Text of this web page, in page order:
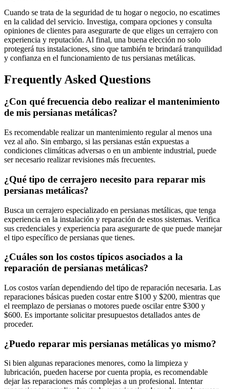
Cuando se trata de la seguridad de tu hogar o negocio, no escatimes
en la calidad del servicio. Investiga, compara opciones y consulta
opiniones de clientes para asegurarte de que eliges un cerrajero con
experiencia y reputación. Al final, una buena elección no solo
protegerá tus instalaciones, sino que también te brindará tranquilidad
y confianza en el funcionamiento de tus persianas metálicas.
Frequently Asked Questions
¿Con qué frecuencia debo realizar el mantenimiento
de mis persianas metálicas?
Es recomendable realizar un mantenimiento regular al menos una
vez al año. Sin embargo, si las persianas están expuestas a
condiciones climáticas adversas o en un ambiente industrial, puede
ser necesario realizar revisiones más frecuentes.
¿Qué tipo de cerrajero necesito para reparar mis
persianas metálicas?
Busca un cerrajero especializado en persianas metálicas, que tenga
experiencia en la instalación y reparación de estos sistemas. Verifica
sus credenciales y experiencia para asegurarte de que puede manejar
el tipo específico de persianas que tienes.
¿Cuáles son los costos típicos asociados a la
reparación de persianas metálicas?
Los costos varían dependiendo del tipo de reparación necesaria. Las
reparaciones básicas pueden costar entre $100 y $200, mientras que
el reemplazo de persianas o motores puede oscilar entre $300 y
$600. Es importante solicitar presupuestos detallados antes de
proceder.
¿Puedo reparar mis persianas metálicas yo mismo?
Si bien algunas reparaciones menores, como la limpieza y
lubricación, pueden hacerse por cuenta propia, es recomendable
dejar las reparaciones más complejas a un profesional. Intentar